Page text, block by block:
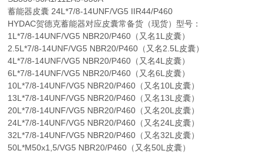
蓄能器皮囊 24L*7/8-14UNF/VG5 IIR44/P460
HYDAC贺德克蓄能器对应皮囊常备货（现货）型号：
1L*7/8-14UNF/VG5 NBR20/P460（又名1L皮囊）
2.5L*7/8-14UNF/VG5 NBR20/P460（又名2.5L皮囊）
4L*7/8-14UNF/VG5 NBR20/P460（又名4L皮囊）
6L*7/8-14UNF/VG5 NBR20/P460（又名6L皮囊）
10L*7/8-14UNF/VG5 NBR20/P460（又名10L皮囊）
13L*7/8-14UNF/VG5 NBR20/P460（又名13L皮囊）
20L*7/8-14UNF/VG5 NBR20/P460（又名20L皮囊）
24L*7/8-14UNF/VG5 NBR20/P460（又名24L皮囊）
32L*7/8-14UNF/VG5 NBR20/P460（又名32L皮囊）
50L*M50x1,5/VG5 NBR20/P460（又名50L皮囊）